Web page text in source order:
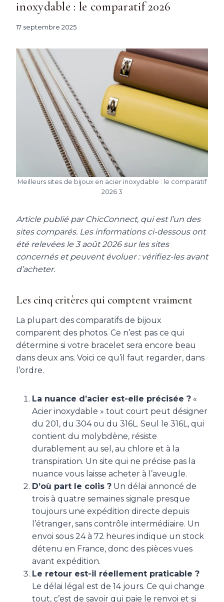
inoxydable : le comparatif 2026
17 septembre 2025
Meilleurs sites de bijoux en acier inoxydable : le comparatif
2026 3
Article publié par ChicConnect, qui est l’un des
sites comparés. Les informations ci-dessous ont
été relevées le 3 août 2026 sur les sites
concernés et peuvent évoluer : vérifiez-les avant
d’acheter.
Les cinq critères qui comptent vraiment
La plupart des comparatifs de bijoux
comparent des photos. Ce n’est pas ce qui
détermine si votre bracelet sera encore beau
dans deux ans. Voici ce qu’il faut regarder, dans
l’ordre.
La nuance d’acier est-elle précisée ? «
Acier inoxydable » tout court peut désigner
du 201, du 304 ou du 316L. Seul le 316L, qui
contient du molybdène, résiste
durablement au sel, au chlore et à la
transpiration. Un site qui ne précise pas la
nuance vous laisse acheter à l’aveugle.
D’où part le colis ? Un délai annoncé de
trois à quatre semaines signale presque
toujours une expédition directe depuis
l’étranger, sans contrôle intermédiaire. Un
envoi sous 24 à 72 heures indique un stock
détenu en France, donc des pièces vues
avant expédition.
Le retour est-il réellement praticable ?
Le délai légal est de 14 jours. Ce qui change
tout, c’est de savoir qui paie le renvoi et si